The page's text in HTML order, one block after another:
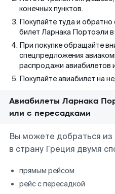
конечных пунктов.
Покупайте туда и
билет Ларнака Портоэли
При покупке обращайте
спецпредложения
распродажи авиабилетов
Покупайте авиабилет на
Авиабилеты Ларнака
или с пересадками
Вы можете добраться
в страну Греция двумя
прямым рейсом
рейс с пересадкой